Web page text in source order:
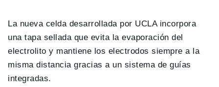
La nueva celda desarrollada por UCLA incorpora
una tapa sellada que evita la evaporación del
electrolito y mantiene los electrodos siempre a la
misma distancia gracias a un sistema de guías
integradas.